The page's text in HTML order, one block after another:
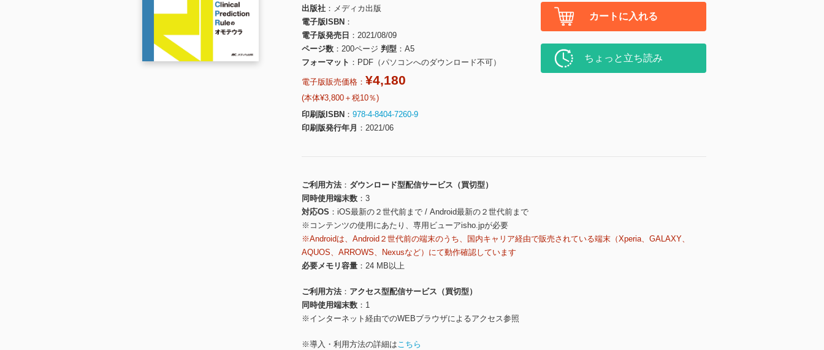
出版社
メディカ出版
電子版ISBN
電子版発売日
2021/08/09
ページ数
200ページ 判型
A5
フォーマット
PDF（パソコンへのダウンロード不可）
電子版販売価格： ¥4,180
(本体¥3,800＋税10％)
印刷版ISBN
978-4-8404-7260-9
印刷版発行年月
2021/06
カートに入れる
ちょっと立ち読み
ご利用方法
ダウンロード型配信サービス（買切型）
同時使用端末数
3
対応OS
iOS最新の２世代前まで / Android最新の２世代前まで
※コンテンツの使用にあたり、専用ビューアisho.jpが必要
※Androidは、Android２世代前の端末のうち、国内キャリア経由で販売されている端末（Xperia、GALAXY、
AQUOS、ARROWS、Nexusなど）にて動作確認しています
必要メモリ容量
24 MB以上
ご利用方法
アクセス型配信サービス（買切型）
同時使用端末数
1
※インターネット経由でのWEBブラウザによるアクセス参照
※導入・利用方法の詳細はこちら